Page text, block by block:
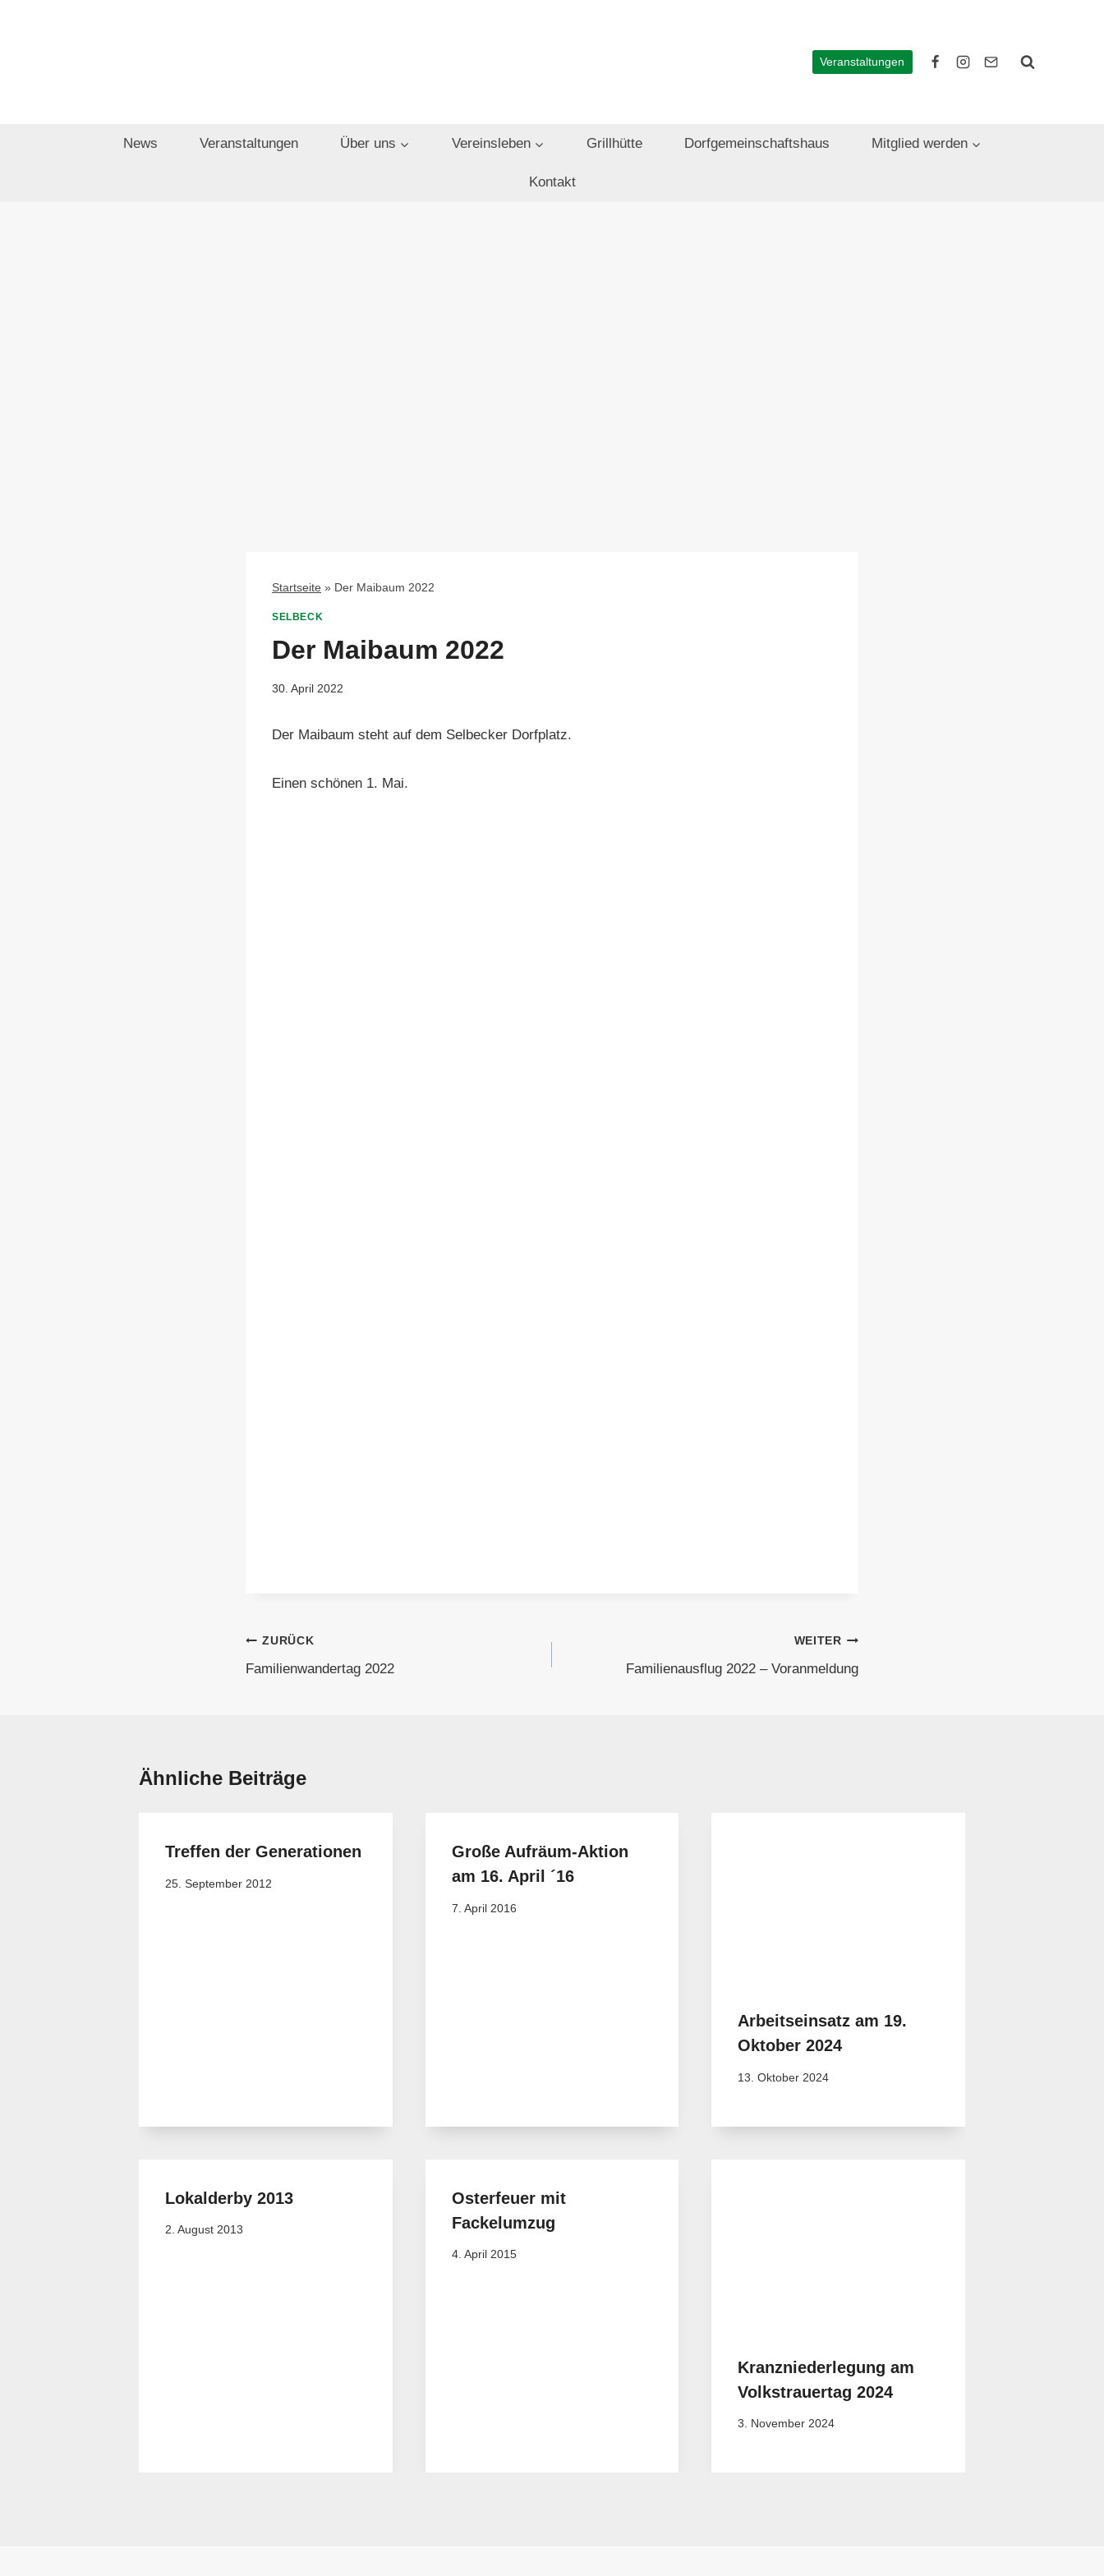
Veranstaltungen
News Veranstaltungen Über uns Vereinsleben Grillhütte Dorfgemeinschaftshaus Mitglied werden
Kontakt
Startseite » Der Maibaum 2022
SELBECK
Der Maibaum 2022
30. April 2022
Der Maibaum steht auf dem Selbecker Dorfplatz.
Einen schönen 1. Mai.
Beitragsnavigation
ZURÜCK
Familienwandertag 2022
WEITER
Familienausflug 2022 – Voranmeldung
Ähnliche Beiträge
Treffen der Generationen
25. September 2012
Große Aufräum-Aktion
am 16. April ´16
7. April 2016
Arbeitseinsatz am 19.
Oktober 2024
13. Oktober 2024
Lokalderby 2013
2. August 2013
Osterfeuer mit
Fackelumzug
4. April 2015
Kranzniederlegung am
Volkstrauertag 2024
3. November 2024